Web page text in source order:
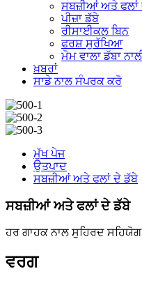
ਸਬਜ਼ੀਆਂ ਅਤੇ ਫਲਾਂ
ਪੀਜ਼ਾ ਡੱਬੇ
ਰੀਸਾਈਕਲ ਬਿਨ
ਫਰਸ਼ ਸੁਰੱਖਿਆ
ਮੋਮ ਵਾਲਾ ਡੱਬਾ
ਖ਼ਬਰਾਂ
ਸਾਡੇ ਨਾਲ ਸੰਪਰਕ ਕਰੋ
ਮੁੱਖ ਪੇਜ
ਉਤਪਾਦ
ਸਬਜ਼ੀਆਂ ਅਤੇ ਫਲਾਂ ਦੇ ਡੱਬੇ
ਸਬਜ਼ੀਆਂ ਅਤੇ ਫਲਾਂ ਦੇ ਡੱਬੇ
ਹਰ ਗਾਹਕ ਨਾਲ ਸੁਹਿਰਦ
ਵਰਗ